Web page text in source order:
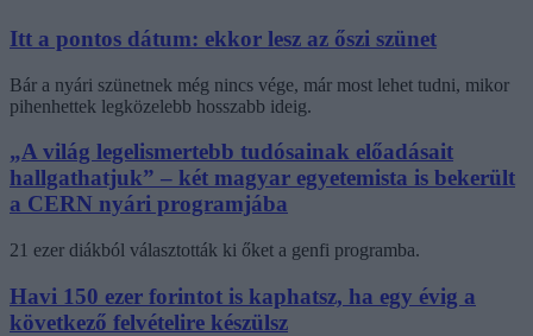
Itt a pontos dátum: ekkor lesz az őszi szünet
Bár a nyári szünetnek még nincs vége, már most lehet tudni, mikor
pihenhettek legközelebb hosszabb ideig.
„A világ legelismertebb tudósainak előadásait
hallgathatjuk” – két magyar egyetemista is bekerült
a CERN nyári programjába
21 ezer diákból választották ki őket a genfi programba.
Havi 150 ezer forintot is kaphatsz, ha egy évig a
következő felvételire készülsz